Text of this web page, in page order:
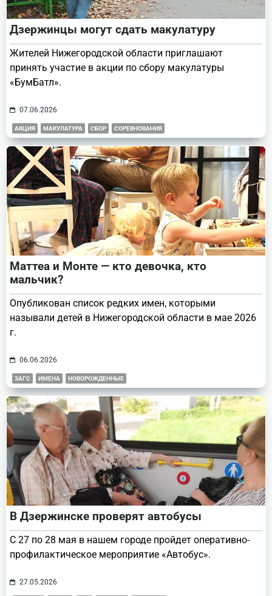
Дзержинцы могут сдать макулатуру
Жителей Нижегородской области приглашают
принять участие в акции по сбору макулатуры
«БумБатл».
07.06.2026
АКЦИЯ МАКУЛАТУРА СБОР СОРЕВНОВАНИЯ
Маттеа и Монте — кто девочка, кто
мальчик?
Опубликован список редких имен, которыми
называли детей в Нижегородской области в мае 2026
г.
06.06.2026
ЗАГС ИМЕНА НОВОРОЖДЕННЫЕ
В Дзержинске проверят автобусы
С 27 по 28 мая в нашем городе пройдет оперативно-
профилактическое мероприятие «Автобус».
27.05.2026